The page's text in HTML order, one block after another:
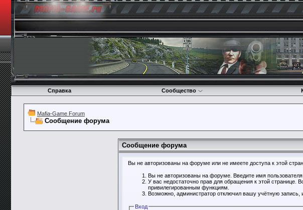
Справка Сообщество
Mafia-Game Forum
Сообщение форума
Сообщение форума
Вы не авторизованы на форуме или не имеете доступа к этой
Вы не авторизованы на форуме. Введите имя
У вас недостаточно прав для обращения к этой странице.
привилегированным функциям.
Возможно, администратор отключил вашу учётную
Вход